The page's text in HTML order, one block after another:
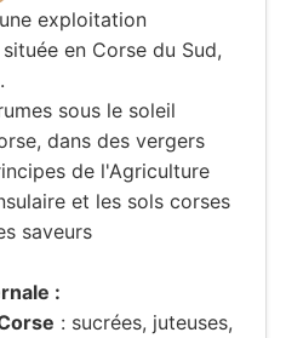
exploitation
en Corse du Sud,
sous le soleil
dans des vergers
de l'Agriculture
et les sols corses
saveurs
:
: sucrées, juteuses,